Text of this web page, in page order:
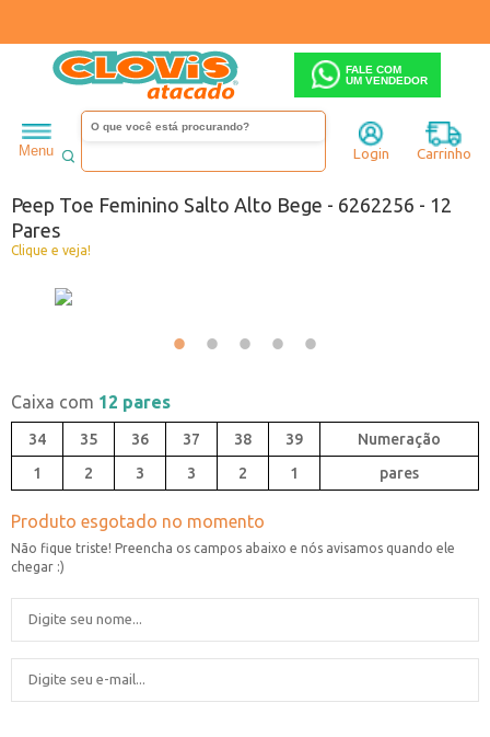
FALE COM
UM VENDEDOR
Menu Login Carrinho
Feminino Peep toe Salto alto
Peep Toe Feminino Salto Alto Bege - 6262256 - 12
Pares
Clique e veja!
Caixa com 12 pares
34 35 36 37 38
39
1
2 3 3 2 1 pares